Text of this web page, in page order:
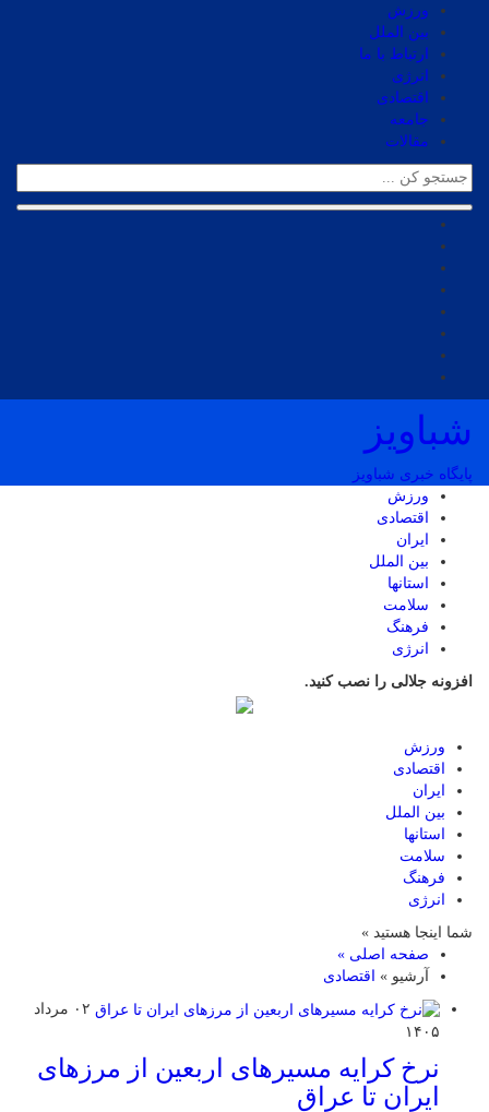
ورزش
بین الملل
ارتباط با ما
انرژی
اقتصادی
جامعه
مقالات
شباویز
پایگاه خبری شباویز
ورزش
اقتصادی
ایران
بین الملل
استانها
سلامت
فرهنگ
انرژی
افزونه جلالی را نصب کنید.
ورزش
اقتصادی
ایران
بین الملل
استانها
سلامت
فرهنگ
انرژی
شما اینجا هستید »
صفحه اصلی »
آرشیو » اقتصادی
۰۲ مرداد
۱۴۰۵
نرخ کرایه مسیرهای اربعین از مرزهای
ایران تا عراق